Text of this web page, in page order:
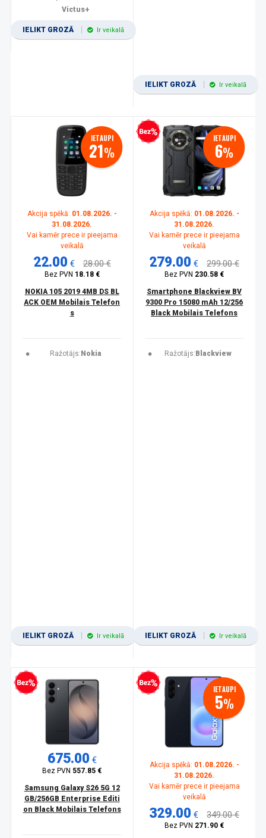
Victus+
IELIKT GROZĀ Ir veikalā
IELIKT GROZĀ Ir veikalā
IETAUPI
21%
Akcija spēkā: 01.08.2026. -
31.08.2026.
Vai kamēr prece ir pieejama
veikalā
22.00 € 28.00 €
Bez PVN 18.18 €
NOKIA 105 2019 4MB DS BL
ACK OEM Mobilais Telefon
s
Ražotājs: Nokia
IELIKT GROZĀ Ir veikalā
Bezprocentu kredīts IETAUPI
6%
Akcija spēkā: 01.08.2026. -
31.08.2026.
Vai kamēr prece ir pieejama
veikalā
279.00 € 299.00 €
Bez PVN 230.58 €
Smartphone Blackview BV
9300 Pro 15080 mAh 12/256
Black Mobilais Telefons
Ražotājs: Blackview
IELIKT GROZĀ Ir veikalā
kredīts
675.00 €
Bez PVN 557.85 €
Samsung Galaxy S26 5G 12
GB/256GB Enterprise Editi
on Black Mobilais Telefons
Bezprocentu kredīts IETAUPI
5%
Akcija spēkā: 01.08.2026. -
31.08.2026.
Vai kamēr prece ir pieejama
veikalā
329.00 € 349.00 €
Bez PVN 271.90 €